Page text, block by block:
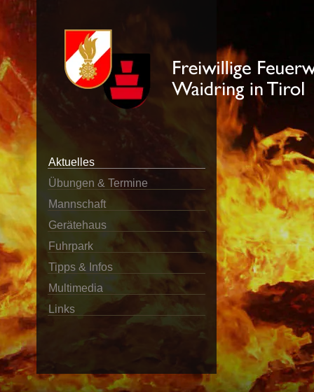
Aktuelles
Übungen & Termine
Mannschaft
Gerätehaus
Fuhrpark
Tipps & Infos
Multimedia
Links